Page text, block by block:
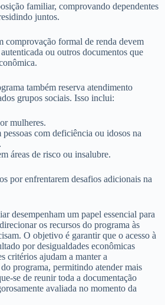
familiar, comprovando dependentes
juntos.
comprovação formal de renda devem
ou outros documentos que
também reserva atendimento
grupos sociais. Isso inclui:
mulheres.
com deficiência ou idosos na
áreas de risco ou insalubre.
por enfrentarem desafios adicionais na
desempenham um papel essencial para
os recursos do programa às
O objetivo é garantir que o acesso à
por desigualdades econômicas
critérios ajudam a manter a
programa, permitindo atender mais
se de reunir toda a documentação
avaliada no momento da